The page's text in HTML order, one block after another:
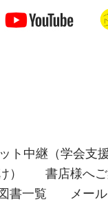
ト中継（学会支援
書店様へ
書一覧
メー